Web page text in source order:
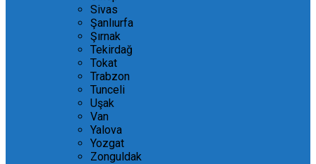
Sivas
Şanlıurfa
Şırnak
Tekirdağ
Tokat
Trabzon
Tunceli
Uşak
Van
Yalova
Yozgat
Zonguldak